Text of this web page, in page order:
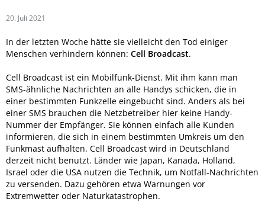
20. Juli 2021
In der letzten Woche hätte sie vielleicht den Tod einiger
Menschen verhindern können: Cell Broadcast.
Cell Broadcast ist ein Mobilfunk-Dienst. Mit ihm kann man
SMS-ähnliche Nachrichten an alle Handys schicken, die in
einer bestimmten Funkzelle eingebucht sind. Anders als bei
einer SMS brauchen die Netzbetreiber hier keine Handy-
Nummer der Empfänger. Sie können einfach alle Kunden
informieren, die sich in einem bestimmten Umkreis um den
Funkmast aufhalten. Cell Broadcast wird in Deutschland
derzeit nicht benutzt. Länder wie Japan, Kanada, Holland,
Israel oder die USA nutzen die Technik, um Notfall-Nachrichten
zu versenden. Dazu gehören etwa Warnungen vor
Extremwetter oder Naturkatastrophen.